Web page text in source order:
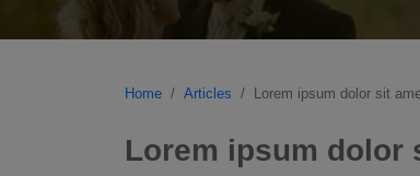
Home Articles Lorem ipsum dolor sit
Lorem ipsum dolor